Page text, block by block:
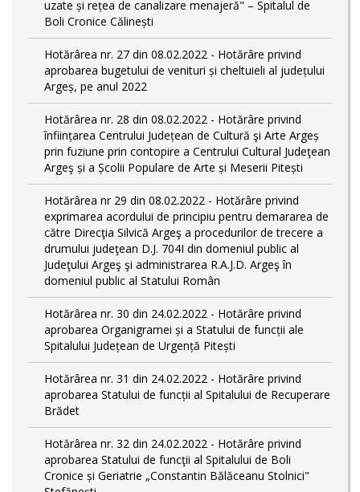
uzate și rețea de canalizare menajeră" – Spitalul de
Boli Cronice Călinești
Hotărârea nr. 27 din 08.02.2022 - Hotărâre privind
aprobarea bugetului de venituri și cheltuieli al județului
Argeș, pe anul 2022
Hotărârea nr. 28 din 08.02.2022 - Hotărâre privind
înființarea Centrului Județean de Cultură şi Arte Argeș
prin fuziune prin contopire a Centrului Cultural Judeţean
Argeş și a Școlii Populare de Arte și Meserii Pitești
Hotărârea nr 29 din 08.02.2022 - Hotărâre privind
exprimarea acordului de principiu pentru demararea de
către Direcţia Silvică Argeş a procedurilor de trecere a
drumului judeţean D.J. 704I din domeniul public al
Judeţului Argeş şi administrarea R.A.J.D. Argeş în
domeniul public al Statului Român
Hotărârea nr. 30 din 24.02.2022 - Hotărâre privind
aprobarea Organigramei și a Statului de funcții ale
Spitalului Județean de Urgență Pitești
Hotărârea nr. 31 din 24.02.2022 - Hotărâre privind
aprobarea Statului de funcții al Spitalului de Recuperare
Brădet
Hotărârea nr. 32 din 24.02.2022 - Hotărâre privind
aprobarea Statului de funcţii al Spitalului de Boli
Cronice și Geriatrie „Constantin Bălăceanu Stolnici"